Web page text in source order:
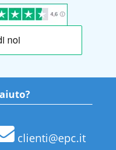
clienti@epc.it